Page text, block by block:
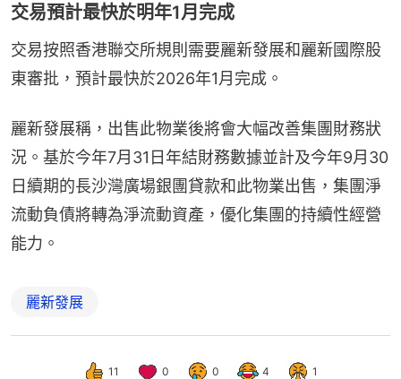
交易預計最快於明年1月完成
交易按照香港聯交所規則需要麗新發展和麗新國際股
東審批，預計最快於2026年1月完成。
麗新發展稱，出售此物業後將會大幅改善集團財務狀
況。基於今年7月31日年結財務數據並計及今年9月30
日續期的長沙灣廣場銀團貸款和此物業出售，集團淨
流動負債將轉為淨流動資產，優化集團的持續性經營
能力。
麗新發展
11 0 0 4 1